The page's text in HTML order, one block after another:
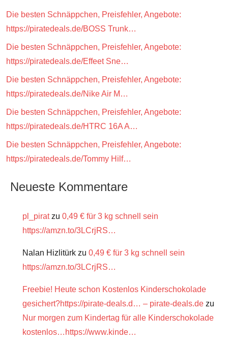
Die besten Schnäppchen, Preisfehler, Angebote:
https://piratedeals.de/BOSS Trunk…
Die besten Schnäppchen, Preisfehler, Angebote:
https://piratedeals.de/Effeet Sne…
Die besten Schnäppchen, Preisfehler, Angebote:
https://piratedeals.de/Nike Air M…
Die besten Schnäppchen, Preisfehler, Angebote:
https://piratedeals.de/HTRC 16A A…
Die besten Schnäppchen, Preisfehler, Angebote:
https://piratedeals.de/Tommy Hilf…
Neueste Kommentare
pl_piratzu 0,49 € für 3 kg schnell sein
https://amzn.to/3LCrjRS…
Nalan Hizlitürk zu 0,49 € für 3 kg schnell sein
https://amzn.to/3LCrjRS…
Freebie! Heute schon Kostenlos Kinderschokolade
gesichert?https://pirate-deals.d… – pirate-deals.de zu
Nur morgen zum Kindertag für alle Kinderschokolade
kostenlos…https://www.kinde…